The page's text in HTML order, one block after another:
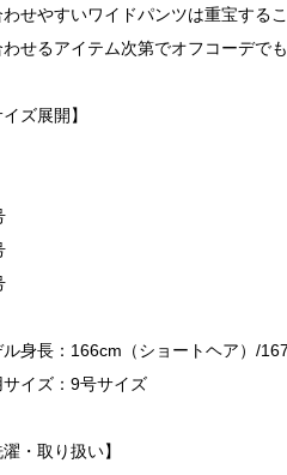
わせやすいワイドパンツは重宝する
わせるアイテム次第でオフコーデで
イズ展開】
ル身長：166cm（ショートヘア）/
サイズ：9号サイズ
濯・取り扱い】